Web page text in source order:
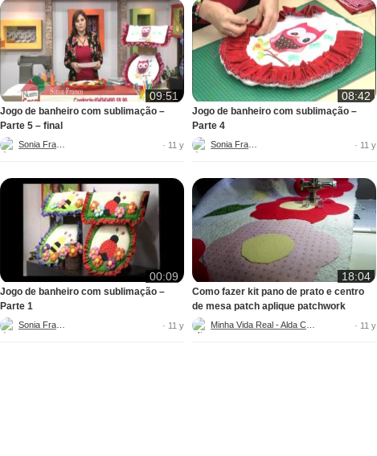
09:51
Jogo de banheiro com sublimação –
Parte 5 – final
· 11 y
08:42
Jogo de banheiro com sublimação –
Parte 4
· 11 y
00:09
Jogo de banheiro com sublimação –
Parte 1
· 11 y
18:04
Como fazer kit pano de prato e centro
de mesa patch aplique patchwork
· 11 y